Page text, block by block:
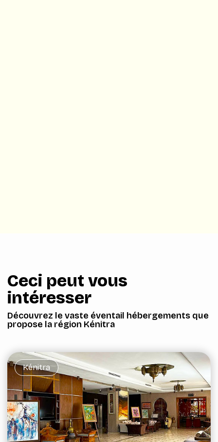
Ceci peut vous
intéresser
Découvrez le vaste éventail hébergements que
propose la région Kénitra
Kénitra